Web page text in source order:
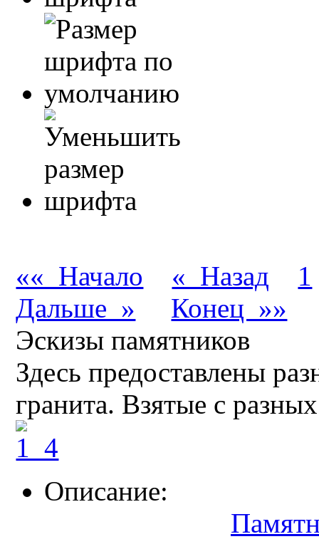
«« Начало « Назад
1
Дальше »
Конец »»
Эскизы памятников
Здесь предоставлены
гранита. Взятые с
Описание: